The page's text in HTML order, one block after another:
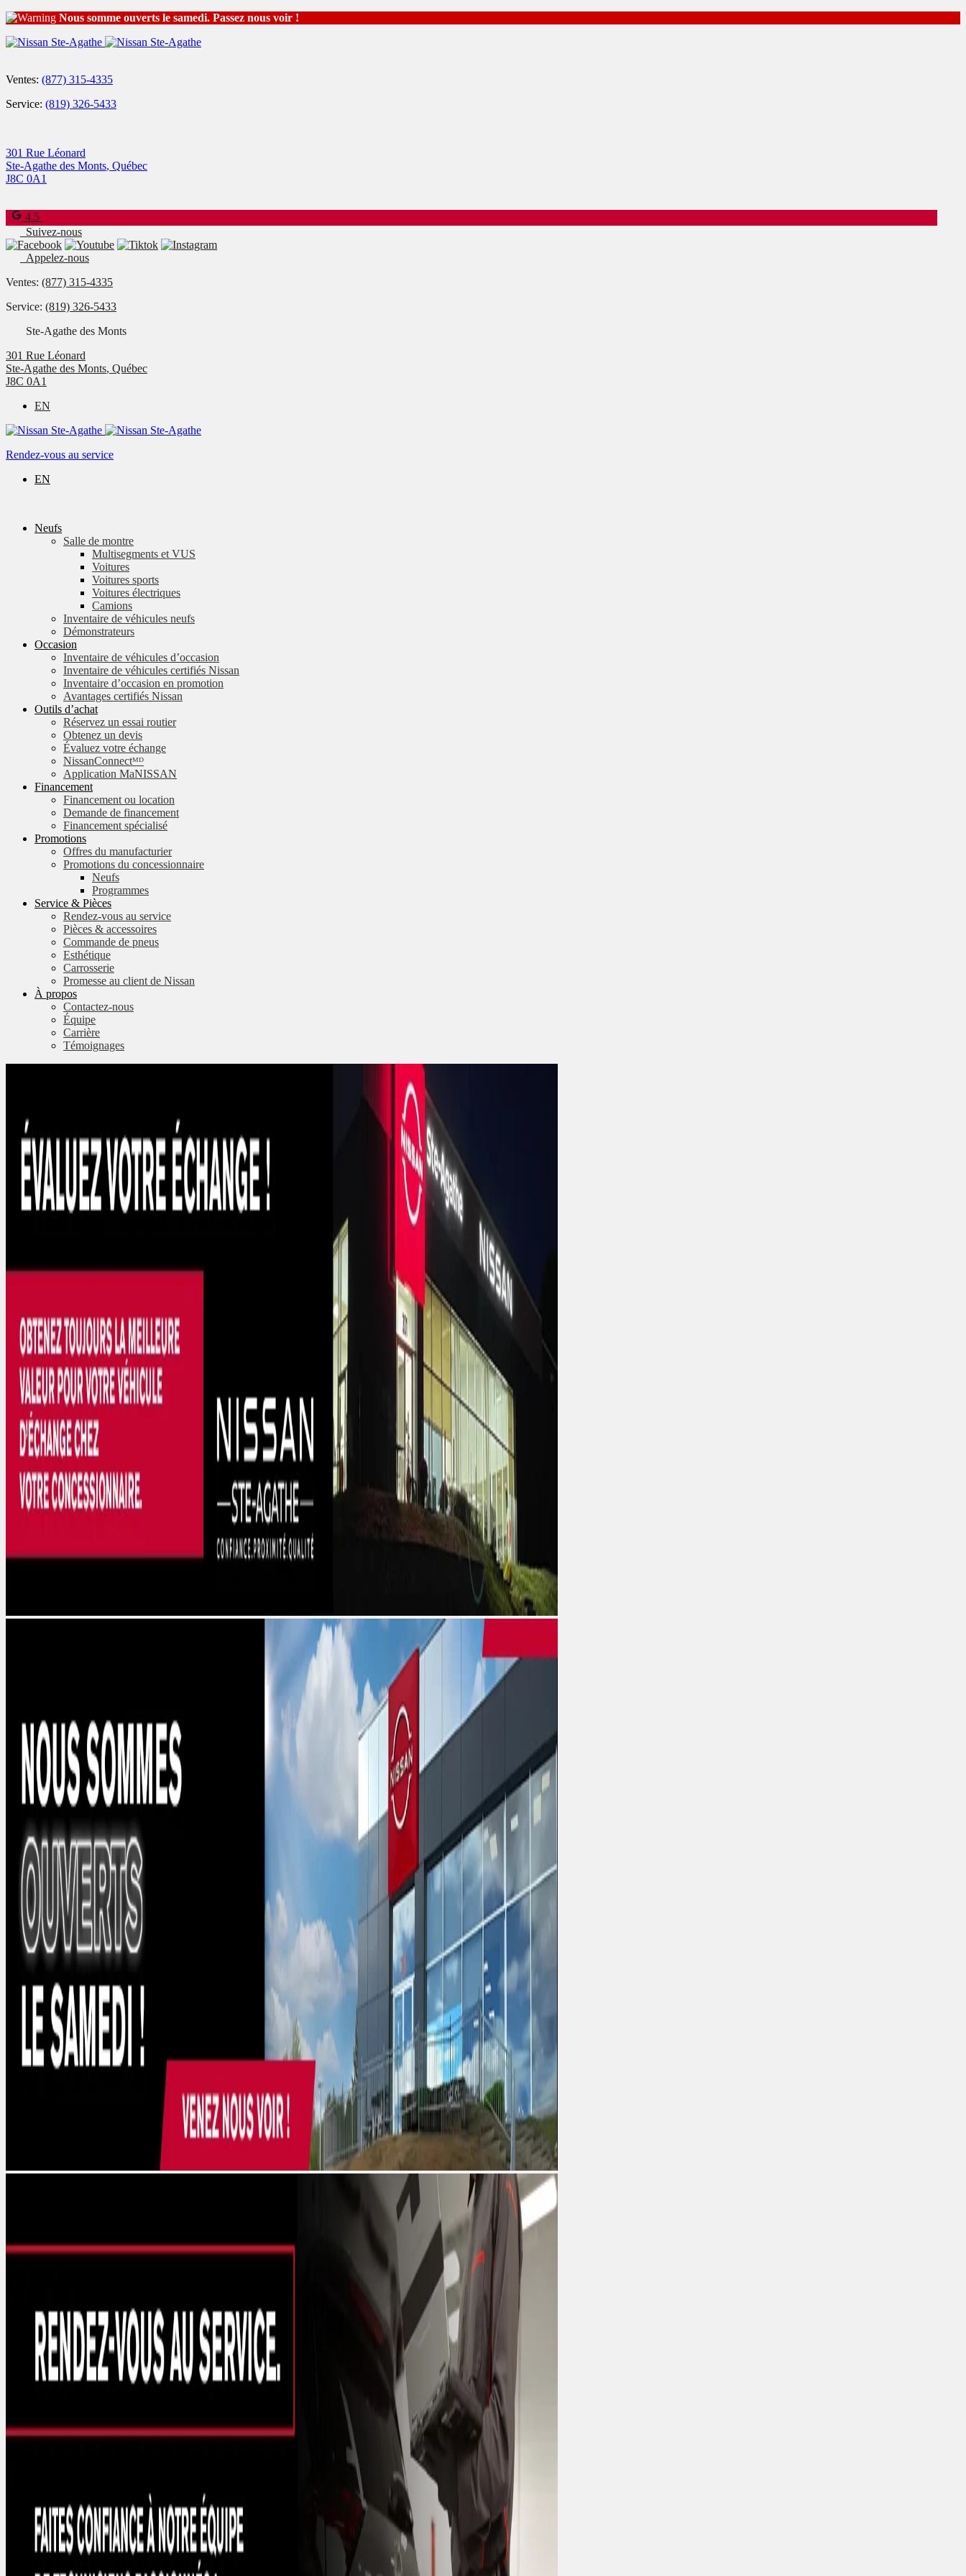
Nous somme ouverts le samedi. Passez nous voir !
Ventes: (877) 315-4335
Service: (819) 326-5433
301 Rue Léonard
Ste-Agathe des Monts, Québec
J8C 0A1
4.5
Suivez-nous
Appelez-nous
Ventes: (877) 315-4335
Service: (819) 326-5433
Ste-Agathe des Monts
301 Rue Léonard
Ste-Agathe des Monts, Québec
J8C 0A1
EN
Rendez-vous au service
EN
Neufs
Salle de montre
Multisegments et VUS
Voitures
Voitures sports
Voitures électriques
Camions
Inventaire de véhicules neufs
Démonstrateurs
Occasion
Inventaire de véhicules d’occasion
Inventaire de véhicules certifiés Nissan
Inventaire d’occasion en promotion
Avantages certifiés Nissan
Outils d’achat
Réservez un essai routier
Obtenez un devis
Évaluez votre échange
NissanConnectᴹᴰ
Application MaNISSAN
Financement
Financement ou location
Demande de financement
Financement spécialisé
Promotions
Offres du manufacturier
Promotions du concessionnaire
Neufs
Programmes
Service & Pièces
Rendez-vous au service
Pièces & accessoires
Commande de pneus
Esthétique
Carrosserie
Promesse au client de Nissan
À propos
Contactez-nous
Équipe
Carrière
Témoignages